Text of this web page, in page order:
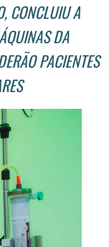
CONCLUIU A
DA
PACIENTES